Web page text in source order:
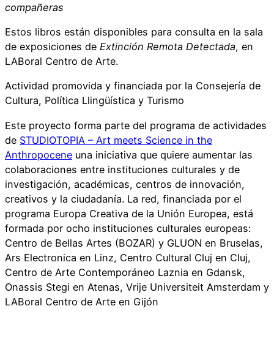
compañeras
Estos libros están disponibles para consulta en la sala
de exposiciones de Extinción Remota Detectada, en
LABoral Centro de Arte.
Actividad promovida y financiada por la Consejería de
Cultura, Política Llingüística y Turismo
Este proyecto forma parte del programa de actividades
de STUDIOTOPIA – Art meets Science in the
Anthropocene una iniciativa que quiere aumentar las
colaboraciones entre instituciones culturales y de
investigación, académicas, centros de innovación,
creativos y la ciudadanía. La red, financiada por el
programa Europa Creativa de la Unión Europea, está
formada por ocho instituciones culturales europeas:
Centro de Bellas Artes (BOZAR) y GLUON en Bruselas,
Ars Electronica en Linz, Centro Cultural Cluj en Cluj,
Centro de Arte Contemporáneo Laznia en Gdansk,
Onassis Stegi en Atenas, Vrije Universiteit Amsterdam y
LABoral Centro de Arte en Gijón